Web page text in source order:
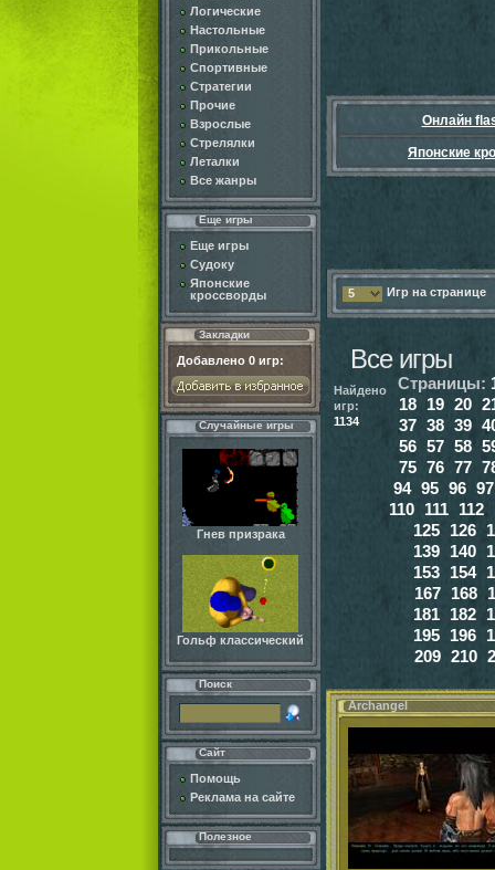
Логические
Настольные
Прикольные
Спортивные
Стратегии
Прочие
Взрослые
Стрелялки
Леталки
Все жанры
Еще игры
Еще игры
Судоку
Японские
кроссворды
Закладки
Добавлено 0 игр:
Случайные игры
Гнев призрака
Гольф классический
Поиск
Сайт
Помощь
Реклама на сайте
Полезное
Онлайн
Японские
5 Игр на странице
Все игры
Найдено
игр:
1134
Страницы:
18 19 20
37 38 39
56 57 58
75 76 77
94 95 96 97
110 111 112
125 126
139 140
153 154
167 168
181 182
195 196
209 210
Archangel